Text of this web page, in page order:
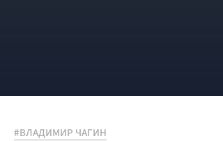
#ВЛАДИМИР ЧАГИН